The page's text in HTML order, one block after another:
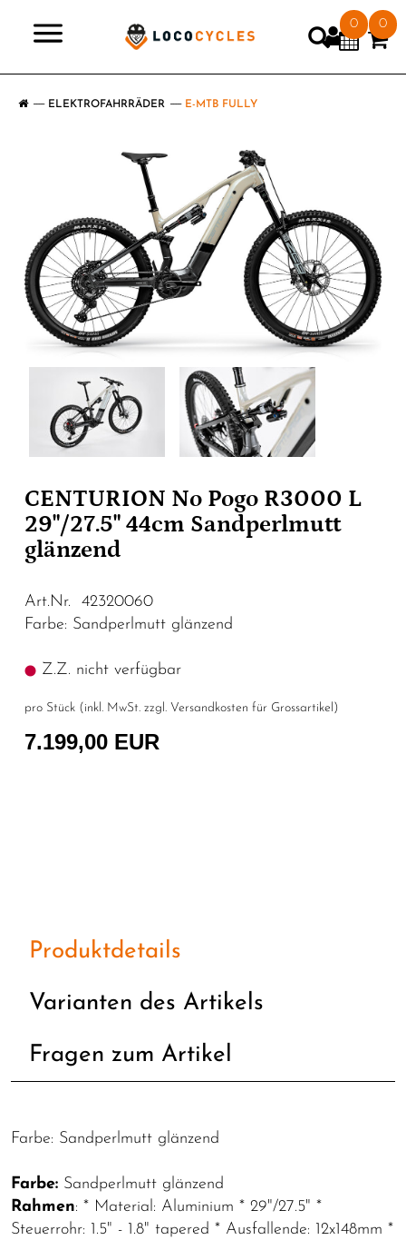
0 0
ELEKTROFAHRRÄDER E-MTB FULLY
CENTURION No Pogo R3000 L
29"/27.5" 44cm Sandperlmutt
glänzend
Art.Nr. 42320060
Farbe: Sandperlmutt glänzend
Z.Z. nicht verfügbar
pro Stück (inkl. MwSt. zzgl. Versandkosten für Grossartikel )
7.199,00 EUR
Produktdetails
Varianten des Artikels
Fragen zum Artikel
Farbe: Sandperlmutt glänzend
Farbe: Sandperlmutt glänzend
Rahmen: * Material: Aluminium * 29"/27.5" *
Steuerrohr: 1.5" - 1.8" tapered * Ausfallende: 12x148mm *